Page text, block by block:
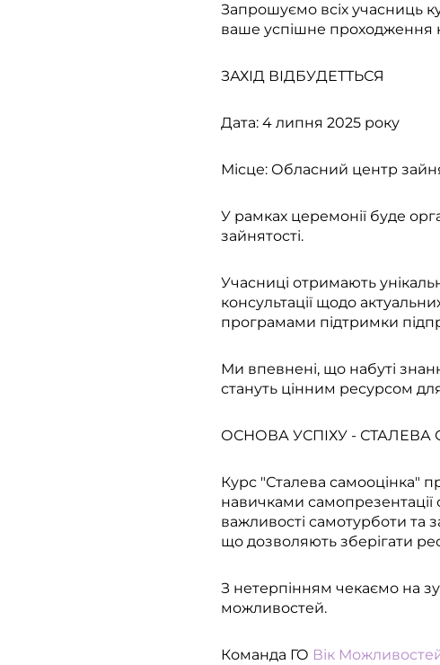
Запрошуємо всіх учасниць
ваше успішне проходження
ЗАХІД ВІДБУДЕТТЬСЯ
Дата: 4 липня 2025 року
Місце: Обласний центр
У рамках церемонії буде
зайнятості.
Учасниці отримають
консультації щодо
програмами підтримки
Ми впевнені, що набуті
стануть цінним ресурсом
ОСНОВА УСПІХУ -
Курс "Сталева самооцінка"
навичками
важливості самотурботи та
що дозволяють зберігати
З нетерпінням чекаємо на
можливостей.
Команда ГО Вік